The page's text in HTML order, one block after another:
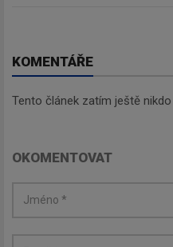
KOMENTÁŘE
Tento článek zatím ještě
OKOMENTOVAT